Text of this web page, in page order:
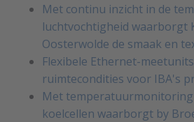
Met continu inzicht in de
luchtvochtigheid waarborgt
Oosterwolde de smaak en
Flexibele Ethernet-
ruimtecondities voor IBA's
Met
koelcellen waarborgt by